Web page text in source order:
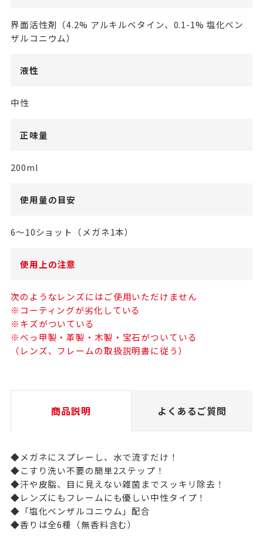
界面活性剤（4.2% アルキルベタイン、0.1-1% 塩化ベン
ザルコニウム）
液性
中性
正味量
200ml
使用量の目安
6～10ショット（メガネ1本）
使用上の注意
次のようなレンズにはご使用いただけません
※コーティングが劣化している
※キズがついている
※べっ甲製・革製・木製・宝石がついている
（レンズ、フレームの取扱説明書に従う）
商品説明 よくあるご質問
◆メガネにスプレーし、水で流すだけ！
◆こすり洗い不要の簡単2ステップ！
◆汗や皮脂、目に見えない雑菌までスッキリ除去！
◆レンズにもフレームにも優しい中性タイプ！
◆「塩化ベンザルコニウム」配合
◆香りは全6種（無香料含む）